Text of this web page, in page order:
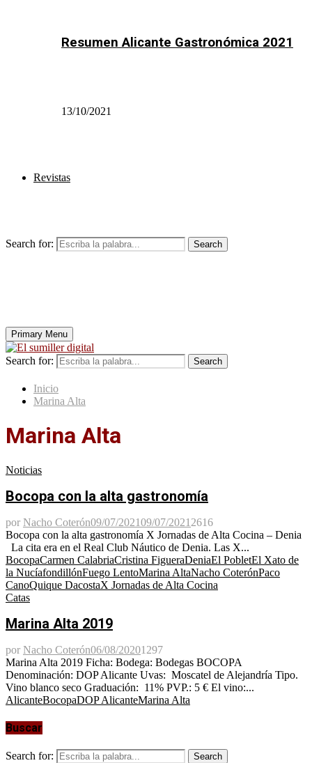
Resumen Alicante Gastronómica 2021
13/10/2021
Revistas
Search for: Search
Primary Menu
Search for: Search
Inicio
Marina Alta
Marina Alta
Noticias
Bocopa con la alta gastronomía
por Nacho Coterón09/07/202109/07/2021 2616
Bocopa con la alta gastronomía X Jornadas de Alta Cocina – Denia
La cita era en el Real Club Náutico de Denia. Las X...
BocopaCarmen CalabriaCristina FigueraDeniaEl PobletEl Xato de
la NucíafondillónFuego LentoMarina AltaNacho CoterónPaco
CanoQuique DacostaX Jornadas de Alta Cocina
Catas
Marina Alta 2019
por Nacho Coterón06/08/20201297
Marina Alta 2019 Ficha: Bodega: Bodegas BOCOPA
Denominación: DOP Alicante Uvas: Moscatel de Alejandría Tipo.
Vino blanco seco Graduación: 11% PVP.: 5 € El vino:...
AlicanteBocopaDOP AlicanteMarina Alta
Buscar
Search for: Search